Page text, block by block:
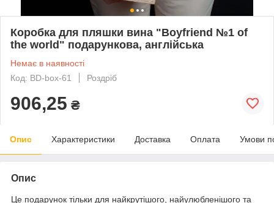
Коробка для пляшки вина "Boyfriend №1 of
the world" подарункова, англійська
Немає в наявності
Код: BD-box-61
Роздріб
906,25 ₴
Опис Характеристики Доставка Оплата Умови
Опис
Це подарунок тільки для найкрутішого, найулюбленішого та